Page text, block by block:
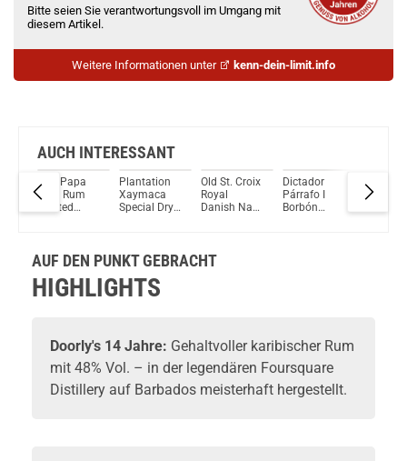
Bitte seien Sie verantwortungsvoll im Umgang mit
diesem Artikel.
Weitere Informationen unter kenn-dein-limit.info
AUCH INTERESSANT
Don Papa
Alon Rum
Limited
Plantation
Xaymaca
Special Dry
Old St. Croix
Royal
Danish Navy
Basis 40%
Dictador
Párrafo I
Borbón
Carta
AUF DEN PUNKT GEBRACHT
HIGHLIGHTS
Doorly's 14 Jahre: Gehaltvoller karibischer Rum
mit 48% Vol. – in der legendären Foursquare
Distillery auf Barbados meisterhaft hergestellt.